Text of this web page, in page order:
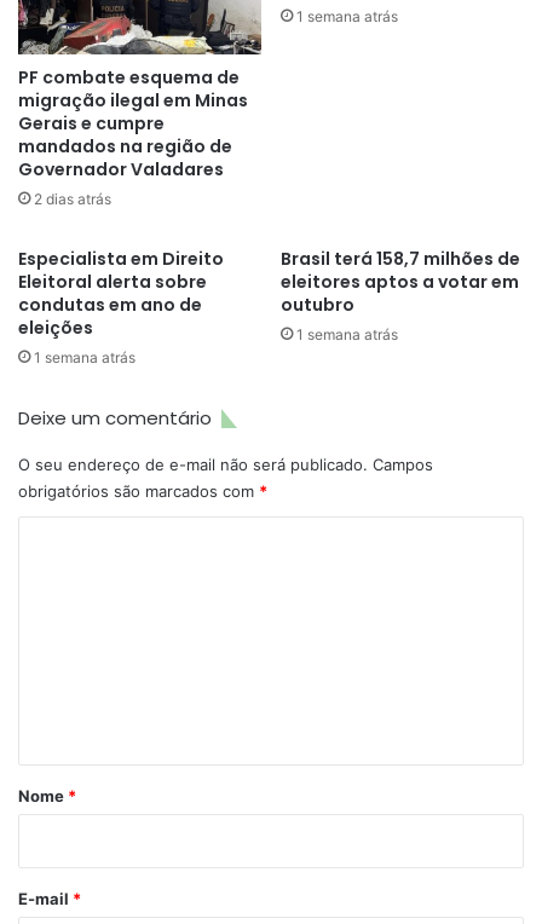
PF combate esquema de
migração ilegal em Minas
Gerais e cumpre
mandados na região de
Governador Valadares
2 dias atrás
1 semana atrás
Especialista em Direito
Eleitoral alerta sobre
condutas em ano de
eleições
1 semana atrás
Brasil terá 158,7 milhões de
eleitores aptos a votar em
outubro
1 semana atrás
Deixe um comentário
O seu endereço de e-mail não será publicado. Campos
obrigatórios são marcados com *
r
*
Nome *
E-mail *